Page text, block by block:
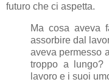
futuro che ci aspetta.
Ma cosa aveva
assorbire dal
aveva permesso
troppo a
lavoro e i suoi